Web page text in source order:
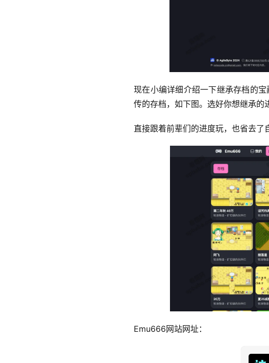
现在小编详细介绍一下继承存档的
传的存档，如下图。选好你想继承的
直接跟着前辈们的进度玩，也省去了
Emu666网站网址：